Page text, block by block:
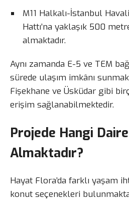
M11 Halkalı-İstanbul
Hattı’na yaklaşık 500
almaktadır.
Aynı zamanda E-5 ve TEM
sürede ulaşım imkânı
Fişekhane ve Üsküdar gibi
erişim sağlanabilmektedir.
Projede Hangi
Almaktadır?
Hayat Flora’da farklı yaşam
konut seçenekleri